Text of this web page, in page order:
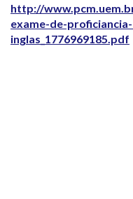
http://
exame-de-
inglas_1776969185.pdf